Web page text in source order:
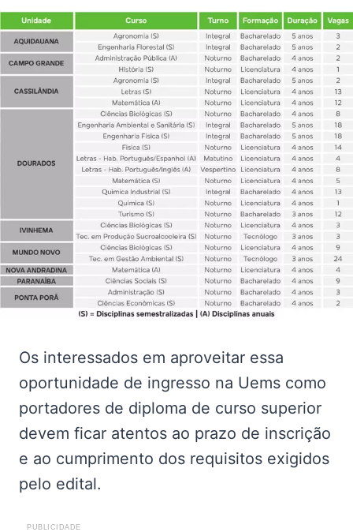
Os interessados em aproveitar essa
oportunidade de ingresso na Uems como
portadores de diploma de curso superior
devem ficar atentos ao prazo de inscrição
e ao cumprimento dos requisitos exigidos
pelo edital.
PUBLICIDADE